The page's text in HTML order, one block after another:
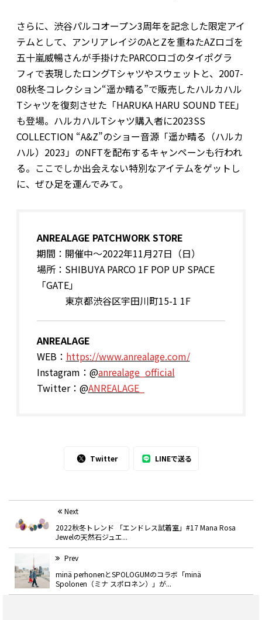
さらに、渋谷パルコオープン3周年を記念した限定アイ
テムとして、アンリアレイジのAとZを重ねたAZロゴを
五十嵐威暢さんが手掛けたPARCOロゴのタイポグラ
フィで表現したロングTシャツやスウェットと、2007-
08秋冬コレクション“遥か晴る”で販売したハルカハル
Tシャツを復刻させた「HARUKA HARU SOUND TEE」
も登場。ハルカハルTシャツ購入者に2023SS
COLLECTION “A&Z”のショー音源「遥か晴る（ハルカ
ハル）2023」のNFTを配布するキャンペーンも行われ
る。ここでしか出会えない特別なアイテムをゲットし
に、ぜひ足を運んでみて。
ANREALAGE PATCHWORK STORE
期間：開催中～2022年11月27日（日）
場所：SHIBUYA PARCO 1F POP UP SPACE
「GATE」
東京都渋谷区宇田川町15-1 1F
ANREALAGE
WEB： https://www.anrealage.com/
Instagram：@anrealage_official
Twitter：@ANREALAGE_
Twitter LINEで送る
Next
2022秋冬トレンド 「エンドレス試着室」#17 Mana Rosa
Jewelの天然石ジュエ...
Prev
minä perhonenとSPOLOGUMのコラボ「minä
Spolonen（ミナ スポロネン）」が...